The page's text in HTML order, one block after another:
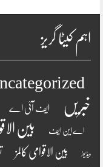
اہم کیٹا گریز
خبریں
ایف آئی اے
اے این ایف بین
ویڈیوز بین الاقوامی کالمز